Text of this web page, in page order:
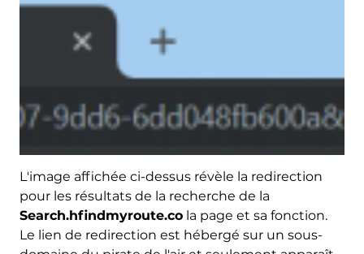
L'image affichée ci-dessus révèle la redirection
pour les résultats de la recherche de la
Search.hfindmyroute.cola page et sa fonction.
Le lien de redirection est hébergé sur un sous-